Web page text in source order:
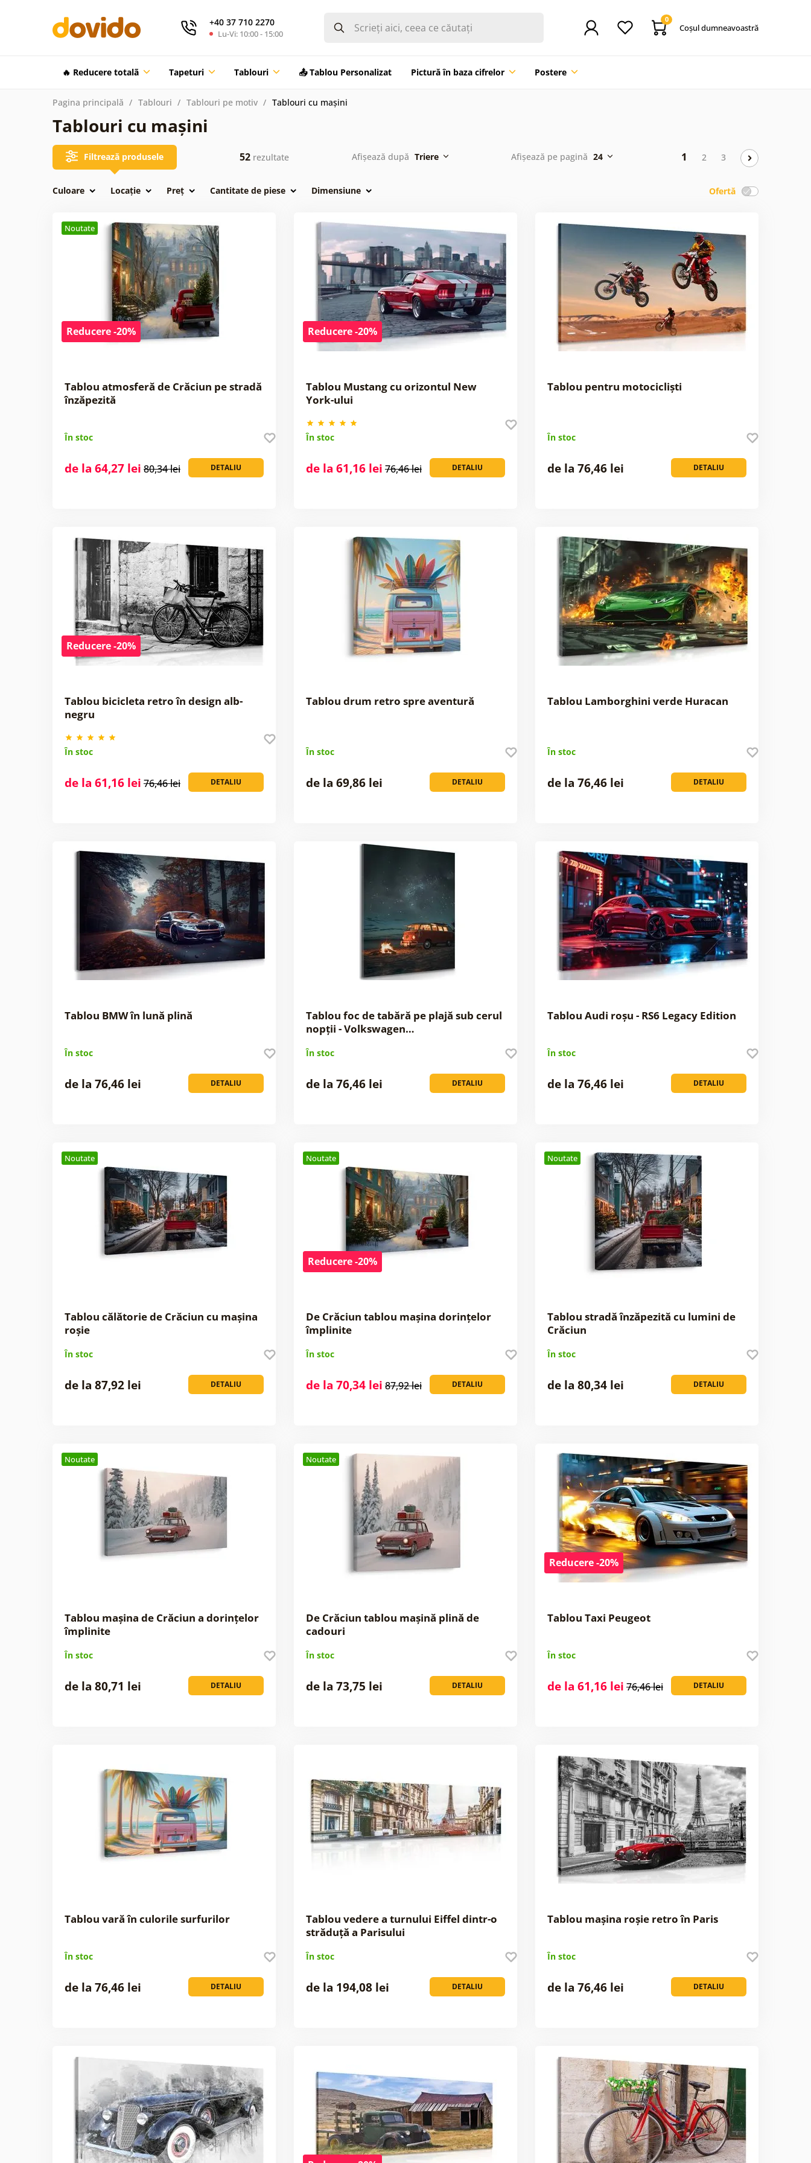
+40 37 710 2270
Lu-Vi: 10:00 - 15:00
0
Coşul dumneavoastră
🔥 Reducere totalã Tapeturi Tablouri 📤 Tablou Personalizat Pictură în baza cifrelor Postere
Pagina principală Tablouri Tablouri pe motiv Tablouri cu mașini
Tablouri cu mașini
Filtrează produsele 52 rezultate Afișează după Triere Afișează pe pagină 24 1 2 3
Ofertă
Culoare Locație Preț Cantitate de piese Dimensiune
Noutate
Reducere -20%
Tablou atmosferă de Crăciun pe stradă
înzăpezită
În stoc
DETALIU
de la 64,27 lei 80,34 lei
Reducere -20%
Tablou Mustang cu orizontul New
York-ului
În stoc
DETALIU
de la 61,16 lei 76,46 lei
Tablou pentru motocicliști
În stoc
DETALIU
de la 76,46 lei
Reducere -20%
Tablou bicicleta retro în design alb-
negru
În stoc
DETALIU
de la 61,16 lei 76,46 lei
Tablou drum retro spre aventură
În stoc
DETALIU
de la 69,86 lei
Tablou Lamborghini verde Huracan
În stoc
DETALIU
de la 76,46 lei
Tablou BMW în lună plină
În stoc
DETALIU
de la 76,46 lei
Tablou foc de tabără pe plajă sub cerul
nopții - Volkswagen…
În stoc
DETALIU
de la 76,46 lei
Tablou Audi roșu - RS6 Legacy Edition
În stoc
DETALIU
de la 76,46 lei
Noutate
Tablou călătorie de Crăciun cu mașina
roșie
În stoc
DETALIU
de la 87,92 lei
Noutate
Reducere -20%
De Crăciun tablou mașina dorințelor
împlinite
În stoc
DETALIU
de la 70,34 lei 87,92 lei
Noutate
Tablou stradă înzăpezită cu lumini de
Crăciun
În stoc
DETALIU
de la 80,34 lei
Noutate
Tablou mașina de Crăciun a dorințelor
împlinite
În stoc
DETALIU
de la 80,71 lei
Noutate
De Crăciun tablou mașină plină de
cadouri
În stoc
DETALIU
de la 73,75 lei
Reducere -20%
Tablou Taxi Peugeot
În stoc
DETALIU
de la 61,16 lei 76,46 lei
Tablou vară în culorile surfurilor
În stoc
DETALIU
de la 76,46 lei
Tablou vedere a turnului Eiffel dintr-o
străduță a Parisului
În stoc
DETALIU
de la 194,08 lei
Tablou mașina roșie retro în Paris
În stoc
DETALIU
de la 76,46 lei